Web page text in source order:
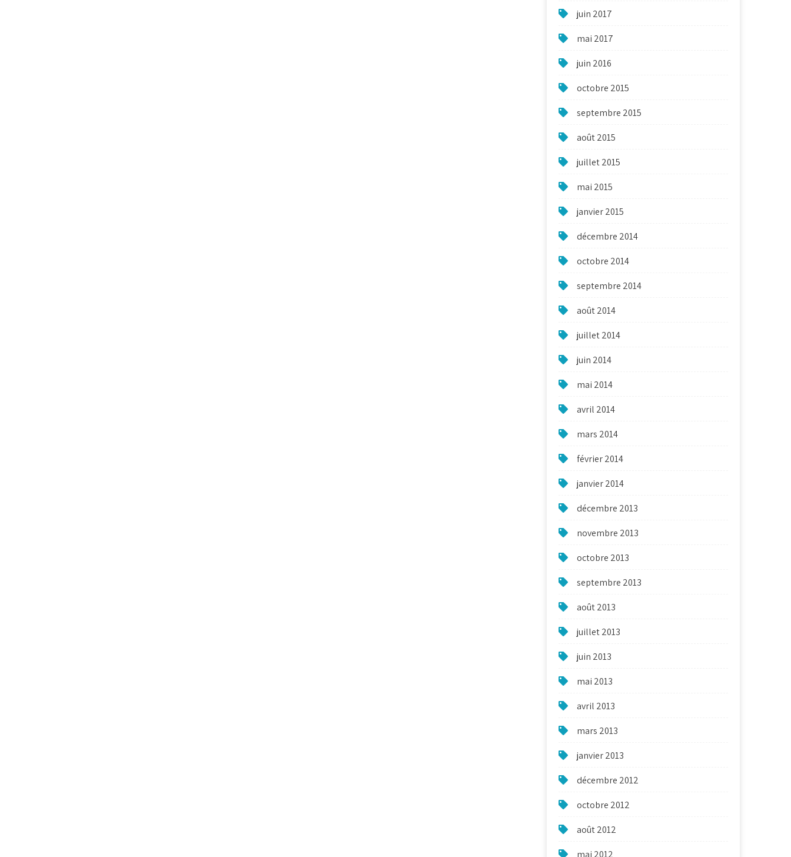
juin 2017
mai 2017
juin 2016
octobre 2015
septembre 2015
août 2015
juillet 2015
mai 2015
janvier 2015
décembre 2014
octobre 2014
septembre 2014
août 2014
juillet 2014
juin 2014
mai 2014
avril 2014
mars 2014
février 2014
janvier 2014
décembre 2013
novembre 2013
octobre 2013
septembre 2013
août 2013
juillet 2013
juin 2013
mai 2013
avril 2013
mars 2013
janvier 2013
décembre 2012
octobre 2012
août 2012
mai 2012